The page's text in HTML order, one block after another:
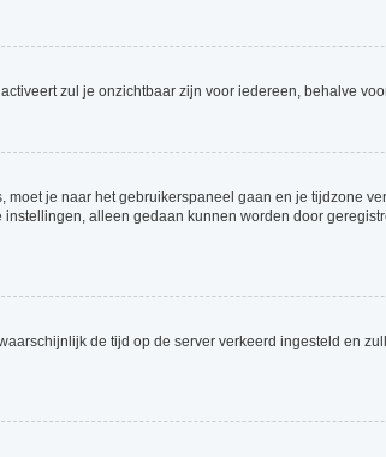
zul je onzichtbaar zijn voor iedereen, behalve
je naar het gebruikerspaneel gaan en je tijdzone
alleen gedaan kunnen worden door
de tijd op de server verkeerd ingesteld en